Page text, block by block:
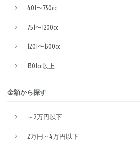
401〜750cc
751〜1200cc
1201〜1300cc
1301cc以上
金額から探す
～2万円以下
2万円～4万円以下